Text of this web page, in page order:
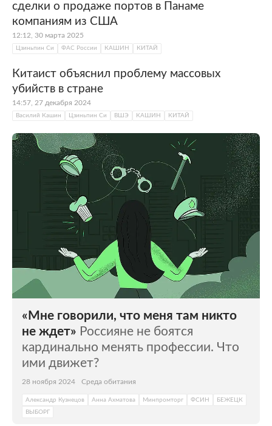
сделки о продаже портов в Панаме
компаниям из США
12:12, 30 марта 2025
Цзиньпин Си ФАС России КАШИН КИТАЙ
Китаист объяснил проблему массовых
убийств в стране
14:57, 27 декабря 2024
Василий Кашин Цзиньпин Си ВШЭ КАШИН КИТАЙ
«Мне говорили, что меня там никто
не ждет» Россияне не боятся
кардинально менять профессии. Что
ими движет?
28 ноября 2024 Среда обитания
Александр Кузнецов Анна Ахматова Минпромторг ФСИН
БЕЖЕЦК
ВЫБОРГ